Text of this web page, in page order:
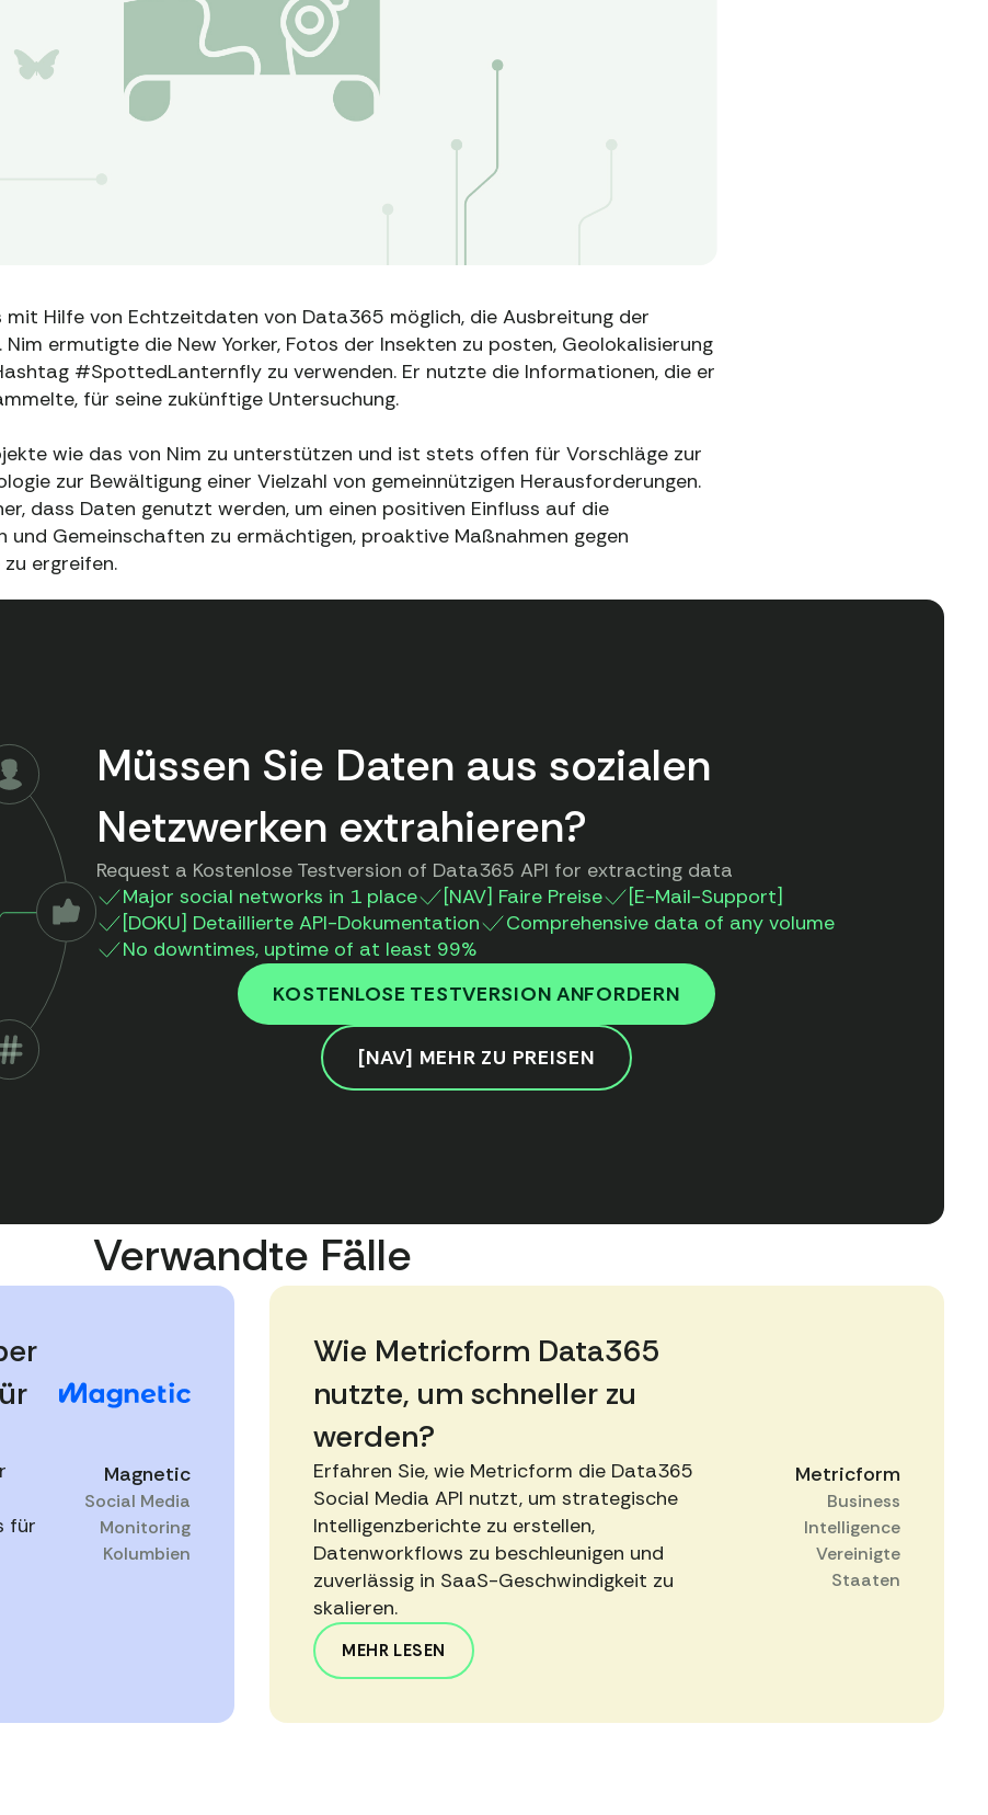
mit Hilfe von Echtzeitdaten von Data365 möglich, die Ausbreitung der
ermutigte die New Yorker, Fotos der Insekten zu posten, Geolokalisierung
#SpottedLanternfly zu verwenden. Er nutzte die Informationen, die er
für seine zukünftige Untersuchung.
wie das von Nim zu unterstützen und ist stets offen für Vorschläge zur
zur Bewältigung einer Vielzahl von gemeinnützigen Herausforderungen.
dass Daten genutzt werden, um einen positiven Einfluss auf die
und Gemeinschaften zu ermächtigen, proaktive Maßnahmen gegen
ergreifen.
Müssen Sie Daten aus sozialen
Netzwerken extrahieren?
Request a Kostenlose Testversion of Data365 API for extracting data
Major social networks in 1 place
[NAV] Faire Preise
[E-Mail-Support]
[DOKU] Detaillierte API-Dokumentation
Comprehensive data of any volume
No downtimes, uptime of at least 99%
KOSTENLOSE TESTVERSION ANFORDERN
[NAV] MEHR ZU PREISEN
Verwandte Fälle
für
Magnetic
Social Media
Monitoring
Kolumbien
Wie Metricform Data365
nutzte, um schneller zu
werden?
Erfahren Sie, wie Metricform die Data365
Social Media API nutzt, um strategische
Intelligenzberichte zu erstellen,
Datenworkflows zu beschleunigen und
zuverlässig in SaaS-Geschwindigkeit zu
skalieren.
MEHR LESEN
Metricform
Business
Intelligence
Vereinigte
Staaten